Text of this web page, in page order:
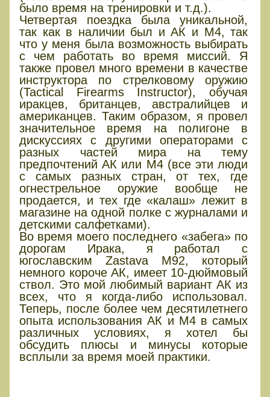
было время на тренировки и т.д.).
Четвертая поездка была уникальной,
так как в наличии был и АК и М4, так
что у меня была возможность выбирать
с чем работать во время миссий. Я
также провел много времени в качестве
инструктора по стрелковому оружию
(Tactical Firearms Instructor), обучая
иракцев, британцев, австралийцев и
американцев. Таким образом, я провел
значительное время на полигоне в
дискуссиях с другими операторами с
разных частей мира на тему
предпочтений АК или М4 (все эти люди
с самых разных стран, от тех, где
огнестрельное оружие вообще не
продается, и тех где «калаш» лежит в
магазине на одной полке с журналами и
детскими салфетками).
Во время моего последнего «забега» по
дорогам Ирака, я работал с
югославским Zastava M92, который
немного короче АК, имеет 10-дюймовый
ствол. Это мой любимый вариант АК из
всех, что я когда-либо использовал.
Теперь, после более чем десятилетнего
опыта использования АК и М4 в самых
различных условиях, я хотел бы
обсудить плюсы и минусы которые
всплыли за время моей практики.